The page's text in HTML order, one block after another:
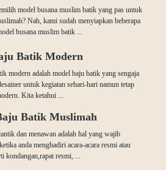
model busana muslim batik yang pas untuk
Nah, kami sudah menyiapkan beberapa
busana muslim batik ...
Batik Modern
modern adalah model baju batik yang sengaja
untuk kegiatan sehari-hari namun tetap
Kita ketahui ...
Batik Muslimah
dan menawan adalah hal yang wajib
anda menghadiri acara-acara resmi atau
kondangan,rapat resmi, ...